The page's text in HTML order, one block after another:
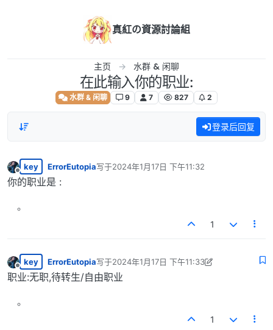
真紅の資源討論組
主页 水群 & 闲聊
在此输入你的职业:
水群 & 闲聊 9 7 827 2
登录后回复
离线
key ErrorEutopia写于2024年1月17日 下午11:32
最后由 编辑
你的职业是 :
1
离线
key ErrorEutopia写于2024年1月17日 下午11:33
最后由 ErrorEutopia 编辑 2024年1月17日 下午
职业:无职,待转生/自由职业
1